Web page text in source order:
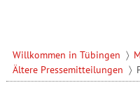
Willkommen in Tübingen
Ältere Pressemitteilungen